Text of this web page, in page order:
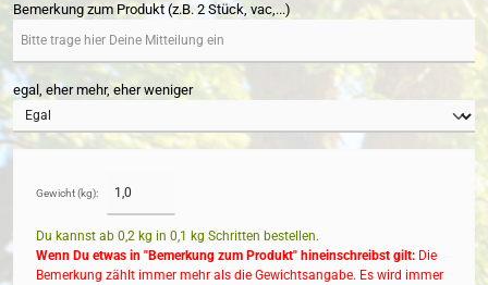
Bemerkung zum Produkt (z.B. 2 Stück, vac,...)
egal, eher mehr, eher weniger
Gewicht (kg):
Du kannst ab 0,2 kg in 0,1 kg Schritten bestellen.
Wenn Du etwas in "Bemerkung zum Produkt" hineinschreibst gilt: Die
Bemerkung zählt immer mehr als die Gewichtsangabe. Es wird immer